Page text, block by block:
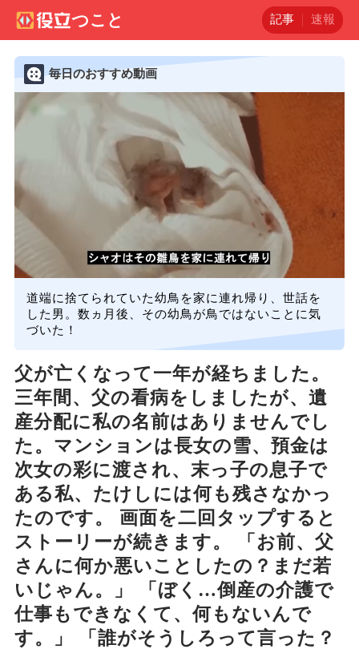
記事 速報
毎日のおすすめ動画
道端に捨てられていた幼鳥を家に連れ帰り、世話を
した男。数ヵ月後、その幼鳥が鳥ではないことに気
づいた！
父が亡くなって一年が経ちました。
三年間、父の看病をしましたが、遺
産分配に私の名前はありませんでし
た。マンションは長女の雪、預金は
次女の彩に渡され、末っ子の息子で
ある私、たけしには何も残さなかっ
たのです。 画面を二回タップすると
ストーリーが続きます。 「お前、父
さんに何か悪いことしたの？まだ若
いじゃん。」 「ぼく…倒産の介護で
仕事もできなくて、何もないんで
す。」 「誰がそうしろって言った？